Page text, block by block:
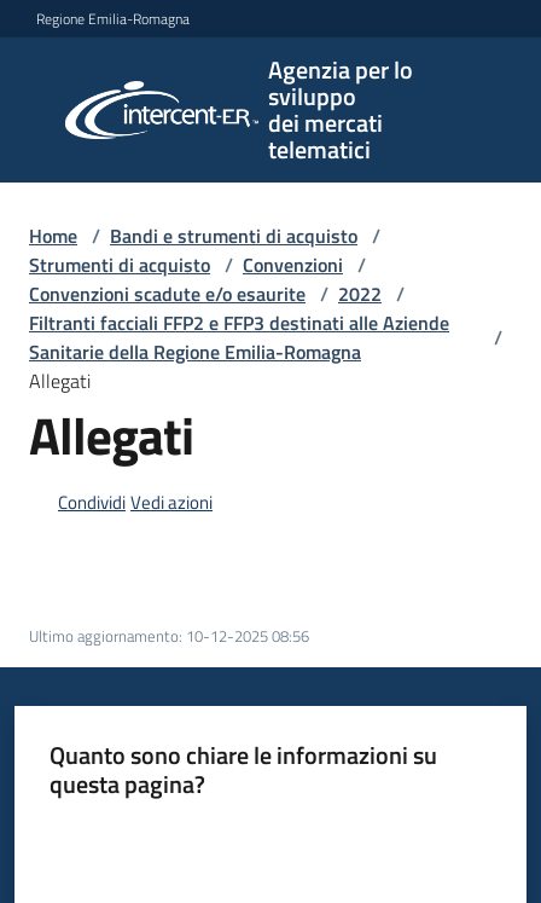
Vai al contenuto
Vai alla navigazione
Vai al footer
Regione Emilia-Romagna
Agenzia per lo
sviluppo
dei mercati
telematici
per lo
sviluppo
telematici
L'Agenzia
Bandi
strumenti
Supporto
Piattaforme
telematiche
Home / Bandi e strumenti di acquisto /
Strumenti di acquisto / Convenzioni /
Convenzioni scadute e/o esaurite / 2022 /
Filtranti facciali FFP2 e FFP3 destinati alle Aziende
Sanitarie della Regione Emilia-Romagna
/
Allegati
Allegati
CondividiVedi azioni
Ultimo aggiornamento: 10-12-2025 08:56
Quanto sono chiare le informazioni su
questa pagina?